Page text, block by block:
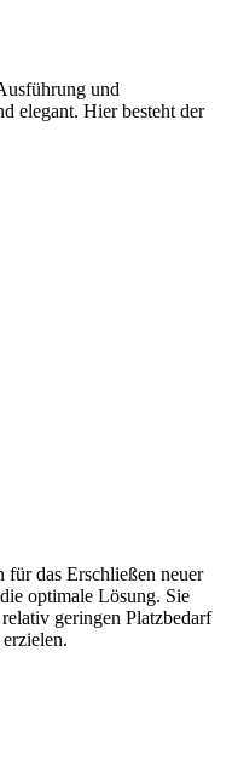
und
elegant. Hier besteht der
für das Erschließen neuer
optimale Lösung. Sie
geringen Platzbedarf